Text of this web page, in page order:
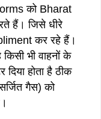
को Bharat
हैं। जिसे धीरे
कर रहे हैं।
भी वाहनों के
दिया होता है ठीक
गैस) को